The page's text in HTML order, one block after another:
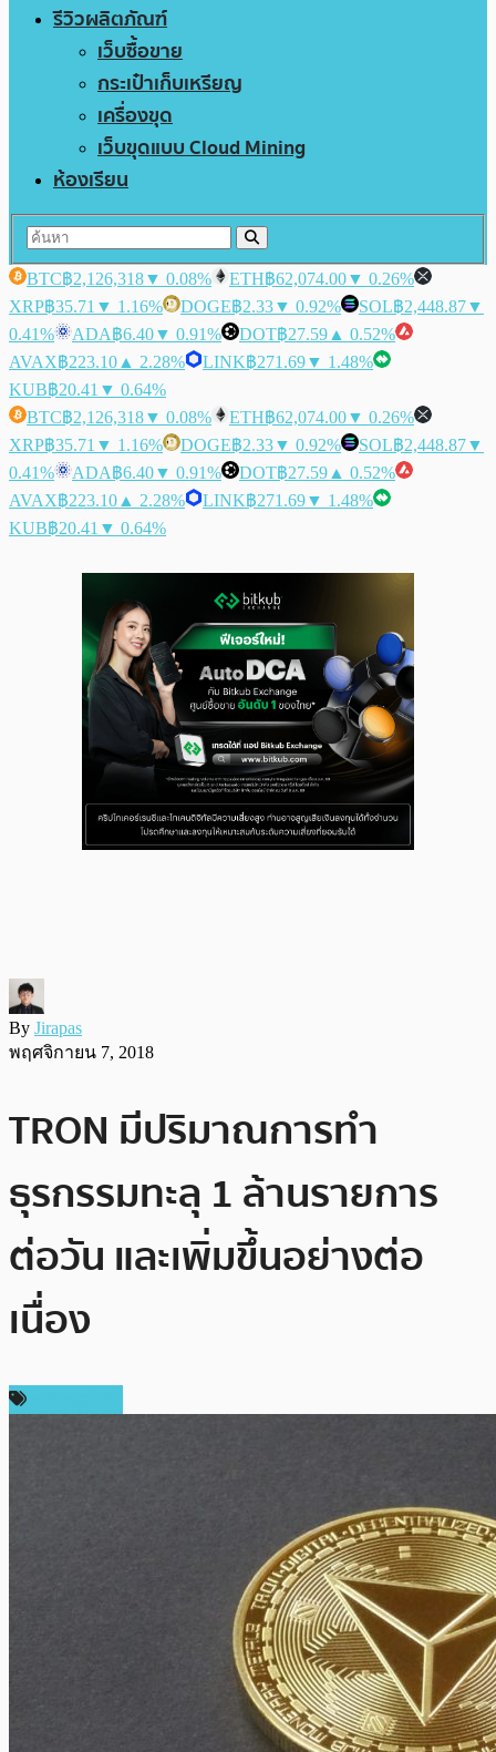
รีวิวผลิตภัณฑ์
เว็บซื้อขาย
กระเป๋าเก็บเหรียญ
เครื่องขุด
เว็บขุดแบบ Cloud Mining
ห้องเรียน
BTC฿2,126,318▼ 0.08% ETH฿62,074.00▼ 0.26%
XRP฿35.71 ▼ 1.16% DOGE฿2.33▼ 0.92% SOL฿2,448.87▼
0.41%
ADA฿6.40▼ 0.91% DOT฿27.59 ▲ 0.52%
AVAX฿223.10 ▲ 2.28% LINK฿271.69▼ 1.48%
KUB฿20.41 ▼ 0.64%
BTC฿2,126,318▼ 0.08% ETH฿62,074.00▼ 0.26%
XRP฿35.71 ▼ 1.16% DOGE฿2.33▼ 0.92% SOL฿2,448.87▼
0.41%
ADA฿6.40▼ 0.91% DOT฿27.59 ▲ 0.52%
AVAX฿223.10 ▲ 2.28% LINK฿271.69▼ 1.48%
KUB฿20.41 ▼ 0.64%
By Jirapas
พฤศจิกายน 7, 2018
TRON มีปริมาณการทำ
ธุรกรรมทะลุ 1 ล้านรายการ
ต่อวัน และเพิ่มขึ้นอย่างต่อ
เนื่อง